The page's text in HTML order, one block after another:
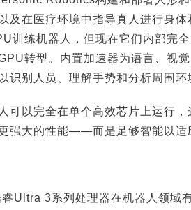
及在医疗环境中指导真人进行身
训练机器人，但现在它们内部完
转型。内置加速器为语言、视
识别人员、理解手势和分析周围环
可以完全在单个高效芯片上运行
强大的性能——而是足够智能以适
Ultra 3系列处理器在机器人领域